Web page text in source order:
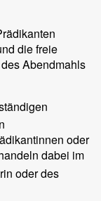
die freie
Abendmahls
oder
dabei im
oder des